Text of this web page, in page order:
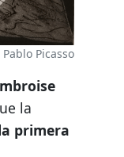
Pablo Picasso
la
primera